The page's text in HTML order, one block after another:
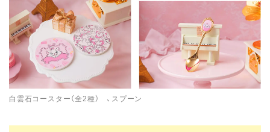
白雲石コースター（全2種） 、スプーン